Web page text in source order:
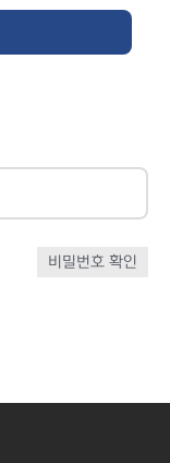
비밀번호 확인